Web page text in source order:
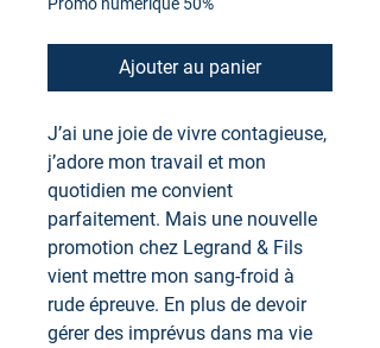
Ajouter au panier
J’ai une joie de vivre contagieuse,
j’adore mon travail et mon
quotidien me convient
parfaitement. Mais une nouvelle
promotion chez Legrand & Fils
vient mettre mon sang-froid à
rude épreuve. En plus de devoir
gérer des imprévus dans ma vie